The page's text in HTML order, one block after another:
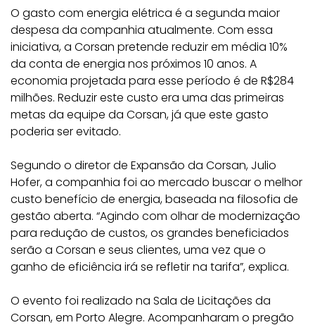
O gasto com energia elétrica é a segunda maior
despesa da companhia atualmente. Com essa
iniciativa, a Corsan pretende reduzir em média 10%
da conta de energia nos próximos 10 anos. A
economia projetada para esse período é de R$284
milhões. Reduzir este custo era uma das primeiras
metas da equipe da Corsan, já que este gasto
poderia ser evitado.
Segundo o diretor de Expansão da Corsan, Julio
Hofer, a companhia foi ao mercado buscar o melhor
custo benefício de energia, baseada na filosofia de
gestão aberta. “Agindo com olhar de modernização
para redução de custos, os grandes beneficiados
serão a Corsan e seus clientes, uma vez que o
ganho de eficiência irá se refletir na tarifa”, explica.
O evento foi realizado na Sala de Licitações da
Corsan, em Porto Alegre. Acompanharam o pregão